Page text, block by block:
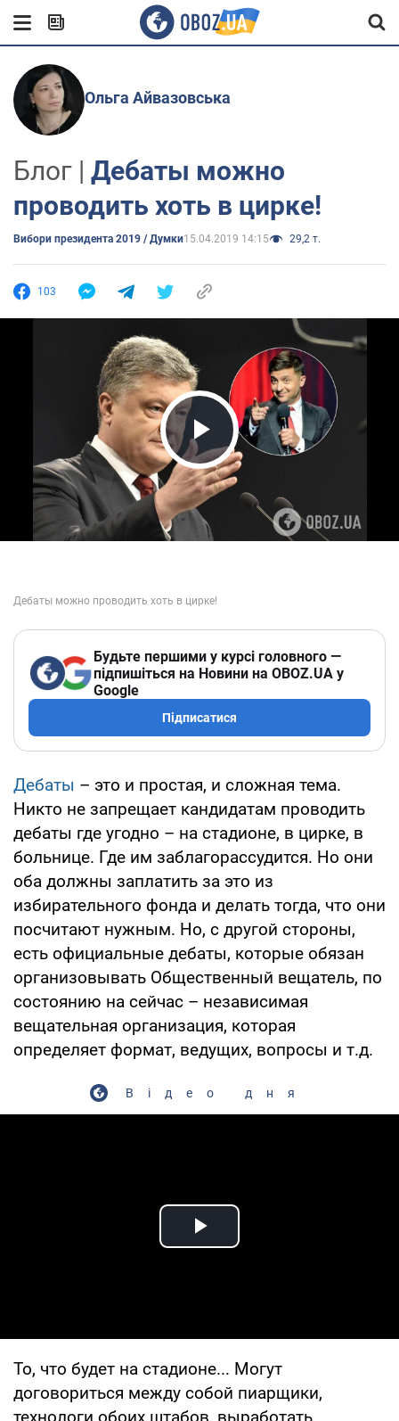
Ольга Айвазовська
Блог | Дебаты можно
проводить хоть в цирке!
Вибори президента 2019 / Думки15.04.2019 14:15 29,2 т.
103
Play Video
Будьте першими у курсі головного —
підпишіться на Новини на OBOZ.UA у
Google
Підписатися
Дебаты – это и простая, и сложная тема.
Никто не запрещает кандидатам проводить
дебаты где угодно – на стадионе, в цирке, в
больнице. Где им заблагорассудится. Но они
оба должны заплатить за это из
избирательного фонда и делать тогда, что они
посчитают нужным. Но, с другой стороны,
есть официальные дебаты, которые обязан
организовывать Общественный вещатель, по
состоянию на сейчас – независимая
вещательная организация, которая
определяет формат, ведущих, вопросы и т.д.
Відео дня
Play Video
То, что будет на стадионе... Могут
договориться между собой пиарщики,
технологи обоих штабов, выработать